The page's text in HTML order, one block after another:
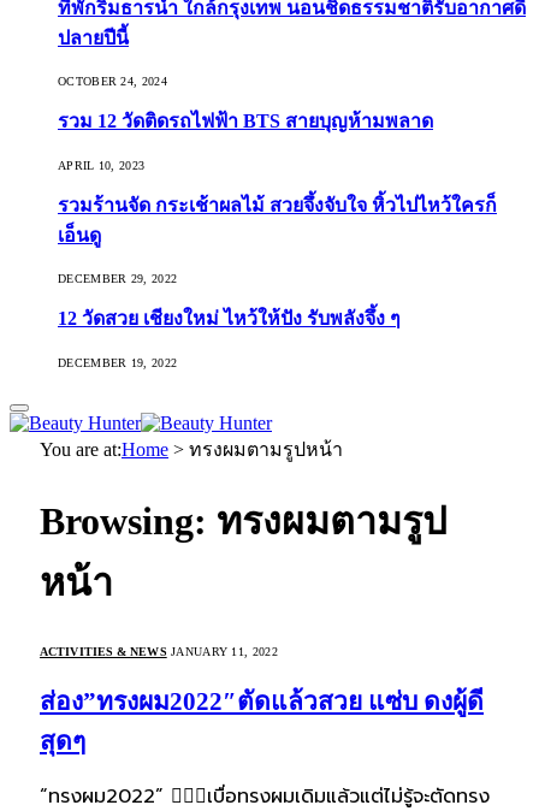
ที่พักริมธารน้ำ ใกล้กรุงเทพ นอนชิดธรรมชาติรับอากาศดี
ปลายปีนี้
OCTOBER 24, 2024
รวม 12 วัดติดรถไฟฟ้า BTS สายบุญห้ามพลาด
APRIL 10, 2023
รวมร้านจัด กระเช้าผลไม้ สวยจึ้งจับใจ หิ้วไปไหว้ใครก็
เอ็นดู
DECEMBER 29, 2022
12 วัดสวย เชียงใหม่ ไหว้ให้ปัง รับพลังจึ้ง ๆ
DECEMBER 19, 2022
You are at:Home > ทรงผมตามรูปหน้า
Browsing: ทรงผมตามรูป
หน้า
ACTIVITIES & NEWS JANUARY 11, 2022
ส่อง”ทรงผม2022″ตัดแล้วสวย แซ่บ ดงผู้ดี
สุดๆ
“ทรงผม2022” 💇🏻‍♀️เบื่อทรงผมเดิมแล้วแต่ไม่รู้จะตัดทรง